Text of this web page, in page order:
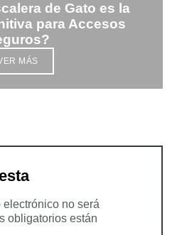
de Gato es la
para Accesos
MÁS
no será
obligatorios están